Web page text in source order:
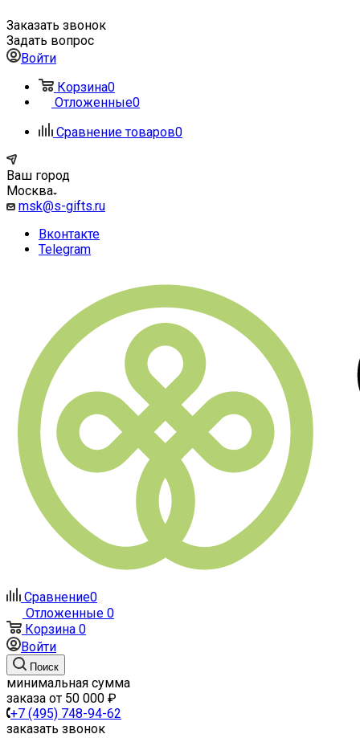
Заказать звонок
Задать вопрос
Войти
Корзина0
Отложенные0
Сравнение товаров0
Ваш город
Москва
msk@s-gifts.ru
Вконтакте
Telegram
Сравнение0
Отложенные 0
Корзина 0
Войти
Поиск
минимальная сумма
заказа от 50 000 ₽
+7 (495) 748-94-62
заказать звонок